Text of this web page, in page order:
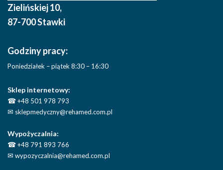
Zielińskiej 10,
87-700 Stawki
Godziny pracy:
Poniedziałek – piątek 8:30 – 16:30
Sklep internetowy:
☎+48 501 978 793
✉ sklepmedyczny@rehamed.com.pl
Wypożyczalnia:
☎+48 791 893 766
✉ wypozyczalnia@rehamed.com.pl